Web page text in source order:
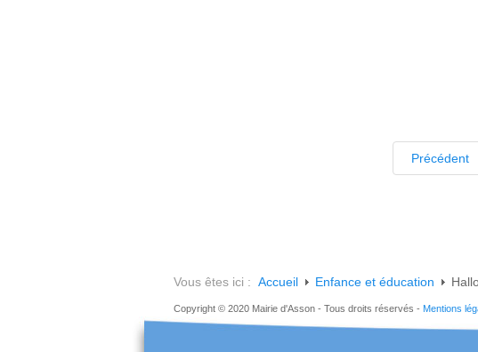
Précédent
Vous êtes ici : Accueil Enfance et éducation
Copyright © 2020 Mairie d'Asson - Tous droits réservés - Mentions